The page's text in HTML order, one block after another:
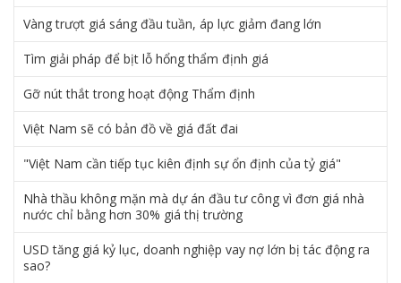
Vàng trượt giá sáng đầu tuần, áp lực giảm đang lớn
Tìm giải pháp để bịt lỗ hổng thẩm định giá
Gỡ nút thắt trong hoạt động Thẩm định
Việt Nam sẽ có bản đồ về giá đất đai
"Việt Nam cần tiếp tục kiên định sự ổn định của tỷ giá"
Nhà thầu không mặn mà dự án đầu tư công vì đơn giá nhà
nước chỉ bằng hơn 30% giá thị trường
USD tăng giá kỷ lục, doanh nghiệp vay nợ lớn bị tác động ra
sao?